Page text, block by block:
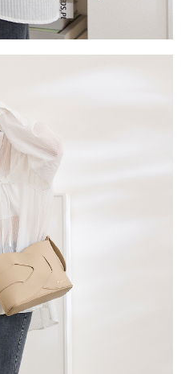
不足之情形，本公司將視審查結果
訊註冊。若發現惡意使用之情形，
之使用額度並採取法律行動。